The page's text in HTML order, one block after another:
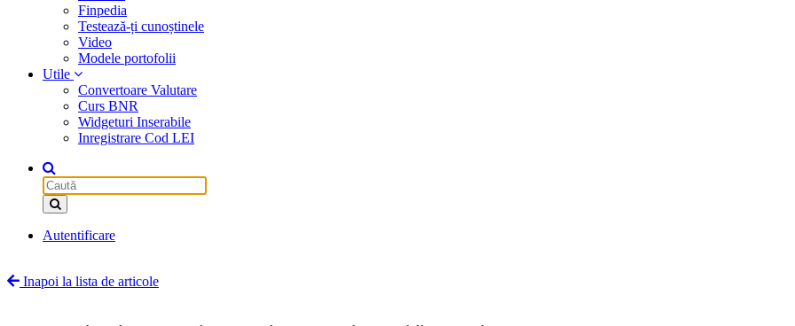
Finpedia
Testează-ți cunoștinele
Video
Modele portofolii
Utile
Convertoare Valutare
Curs BNR
Widgeturi Inserabile
Inregistrare Cod LEI
Autentificare
Inapoi la lista de articole